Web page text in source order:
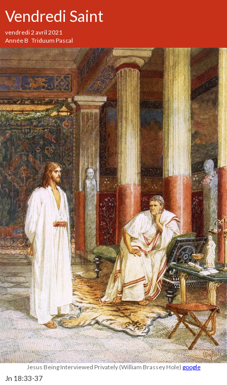
Vendredi Saint
vendredi 2 avril 2021
Année B Triduum Pascal
Jesus Being Interviewed Privately (William Brassey Hole) google
Jn 18:33-37